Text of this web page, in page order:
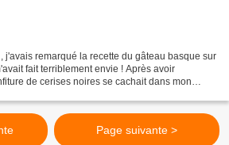
, j'avais remarqué la recette du gâteau basque sur
fait terriblement envie ! Après avoir
de cerises noires se cachait dans mon
Page suivante >